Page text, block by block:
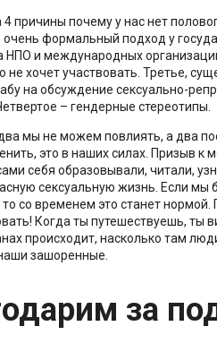
4 причины почему у нас нет
очень формальный подход у
НПО и международных
не хочет участвовать. Третье,
на обсуждение сексуально-
– гендерные стереотипы.
мы не можем повлиять, а два
это в наших силах. Призыв к
себя образовывали, читали,
сексуальную жизнь. Если мы
со временем это станет нормой.
Когда ты путешествуешь, ты
происходит, насколько там
зашоренные.
за